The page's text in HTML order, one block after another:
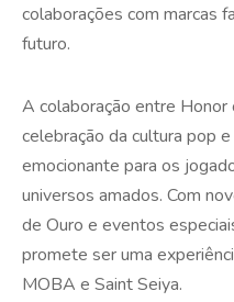
colaborações com marcas
futuro.
A colaboração entre Honor
celebração da cultura pop
emocionante para os
universos amados. Com
de Ouro e eventos
promete ser uma
MOBA e Saint Seiya.